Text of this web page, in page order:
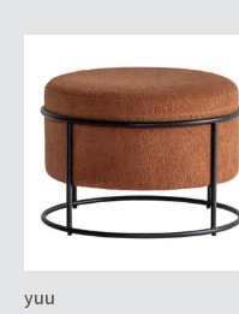
yuu